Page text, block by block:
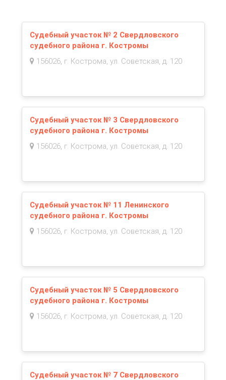
Судебный участок № 2 Свердловского
судебного района г. Костромы
156026, г. Кострома, ул. Советская, д. 120
Судебный участок № 3 Свердловского
судебного района г. Костромы
156026, г. Кострома, ул. Советская, д. 120
Судебный участок № 11 Ленинского
судебного района г. Костромы
156026, г. Кострома, ул. Советская, д. 120
Судебный участок № 5 Свердловского
судебного района г. Костромы
156026, г. Кострома, ул. Советская, д. 120
Судебный участок № 7 Свердловского